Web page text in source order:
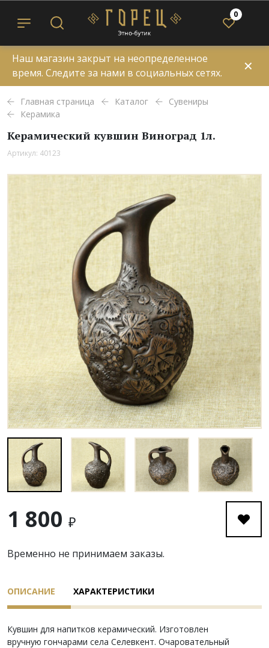
0
Наш магазин закрыт на неопределенное
время. Следите за нами в социальных сетях.
✕
Главная страница Каталог
Сувениры
Керамика
Керамический кувшин Виноград 1л.
Артикул: 40123
1 800 ₽
Временно не принимаем заказы.
ОПИСАНИЕ ХАРАКТЕРИСТИКИ
Кувшин для напитков керамический. Изготовлен
вручную гончарами села Селевкент. Очаровательный